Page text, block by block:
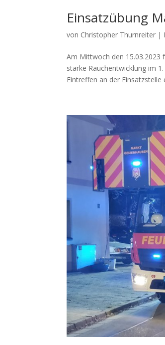
Einsatzübung
von Christopher Thurnreiter |
Am Mittwoch den 15.03.2023
starke Rauchentwicklung im
Eintreffen an der Einsatzstelle